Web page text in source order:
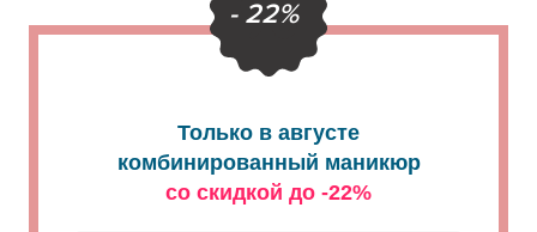
- 22%
Только в августе
комбинированный маникюр
со скидкой до -22%